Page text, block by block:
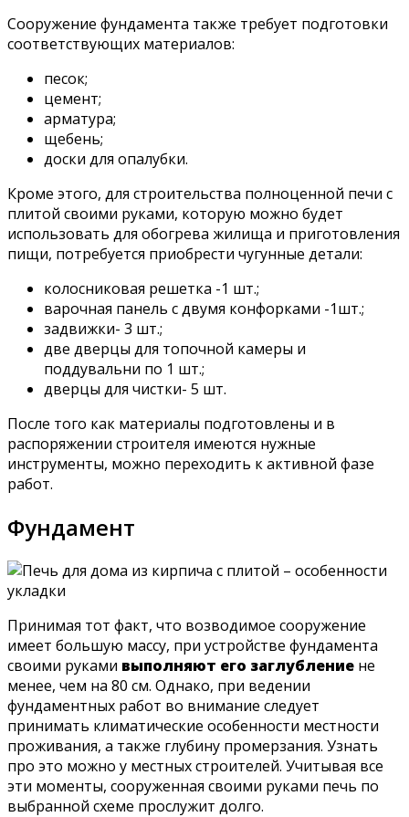
Сооружение фундамента также требует подготовки
соответствующих материалов:
песок;
цемент;
арматура;
щебень;
доски для опалубки.
Кроме этого, для строительства полноценной печи с
плитой своими руками, которую можно будет
использовать для обогрева жилища и приготовления
пищи, потребуется приобрести чугунные детали:
колосниковая решетка -1 шт.;
варочная панель с двумя конфорками -1шт.;
задвижки- 3 шт.;
две дверцы для топочной камеры и
поддувальни по 1 шт.;
дверцы для чистки- 5 шт.
После того как материалы подготовлены и в
распоряжении строителя имеются нужные
инструменты, можно переходить к активной фазе
работ.
Фундамент
Принимая тот факт, что возводимое сооружение
имеет большую массу, при устройстве фундамента
своими руками выполняют его заглубление не
менее, чем на 80 см. Однако, при ведении
фундаментных работ во внимание следует
принимать климатические особенности местности
проживания, а также глубину промерзания. Узнать
про это можно у местных строителей. Учитывая все
эти моменты, сооруженная своими руками печь по
выбранной схеме прослужит долго.